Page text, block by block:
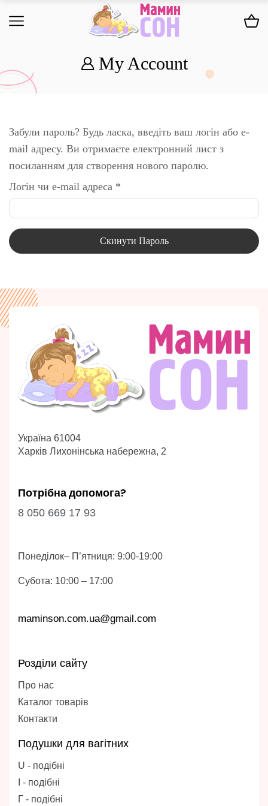
My Account
Забули пароль? Будь ласка, введіть ваш логін або e-
mail адресу. Ви отримаєте електронний лист з
посиланням для створення нового паролю.
Логін чи e-mail адреса *
Скинути Пароль
Україна 61004
Харків Лихонінська набережна, 2
Потрібна допомога?
8 050 669 17 93
Понеділок– П’ятниця: 9:00-19:00
Субота: 10:00 – 17:00
maminson.com.ua@gmail.com
Розділи сайту
Про нас
Каталог товарів
Контакти
Подушки для вагітних
U - подібні
І - подібні
Г - подібні